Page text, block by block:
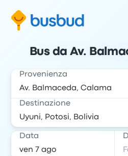
Bus da Av.
Provenienza
Destinazione
Data